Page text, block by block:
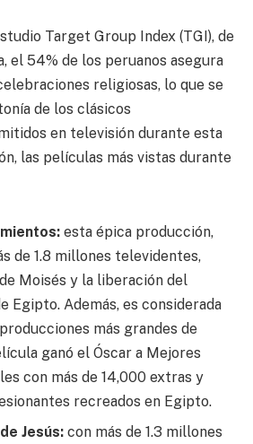
Target Group Index (TGI), de
el 54% de los peruanos asegura
religiosas, lo que se
de los clásicos
en televisión durante esta
las películas más vistas durante
esta épica producción,
de 1.8 millones televidentes,
Moisés y la liberación del
Egipto. Además, es considerada
más grandes de
ganó el Óscar a Mejores
con más de 14,000 extras y
recreados en Egipto.
Jesús: con más de 1.3 millones